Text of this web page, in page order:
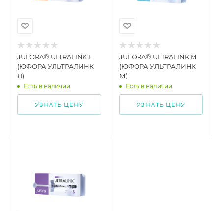
JUFORA® ULTRALINK L
(ЮФОРА УЛЬТРАЛИНК
Л)
Есть в наличии
УЗНАТЬ ЦЕНУ
JUFORA® ULTRALINK M
(ЮФОРА УЛЬТРАЛИНК
М)
Есть в наличии
УЗНАТЬ ЦЕНУ